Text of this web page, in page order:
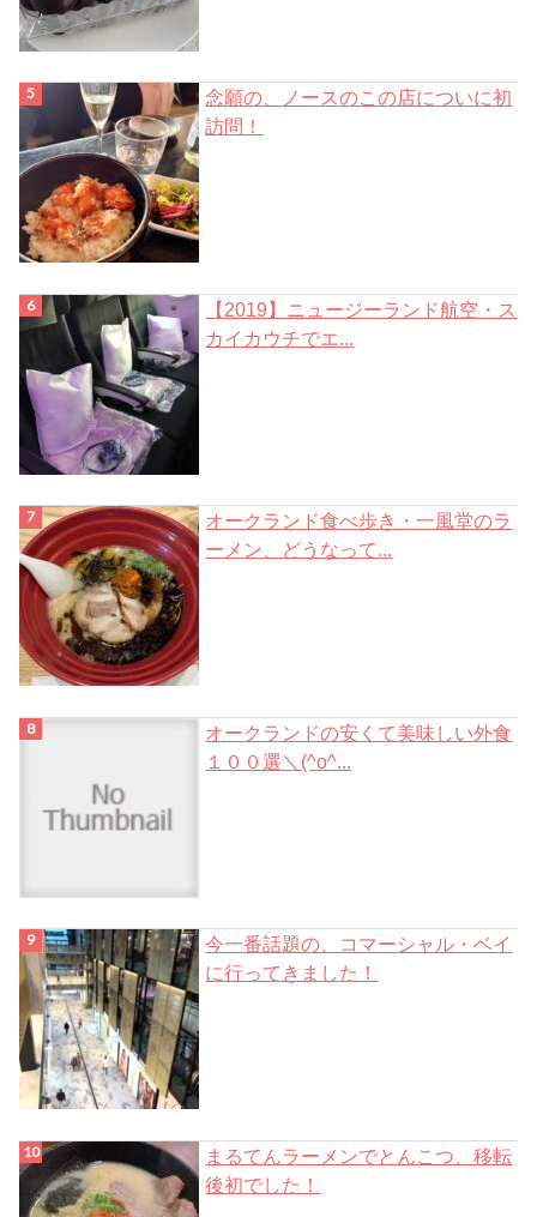
念願の、ノースのこの店についに初
訪問！
【2019】ニュージーランド航空・ス
カイカウチでエ...
オークランド食べ歩き・一風堂のラ
ーメン、どうなって...
オークランドの安くて美味しい外食
１００選＼(^o^...
今一番話題の、コマーシャル・ベイ
に行ってきました！
まるてんラーメンでとんこつ、移転
後初でした！